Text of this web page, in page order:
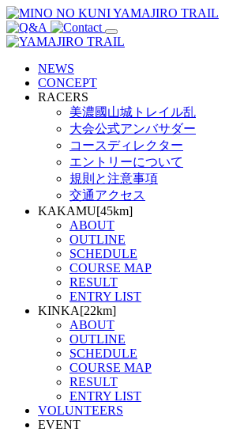
NEWS
CONCEPT
RACERS
美濃國山城トレイル乱
大会公式アンバサダー
コースディレクター
エントリーについて
規則と注意事項
交通アクセス
KAKAMU[45km]
ABOUT
OUTLINE
SCHEDULE
COURSE MAP
RESULT
ENTRY LIST
KINKA[22km]
ABOUT
OUTLINE
SCHEDULE
COURSE MAP
RESULT
ENTRY LIST
VOLUNTEERS
EVENT